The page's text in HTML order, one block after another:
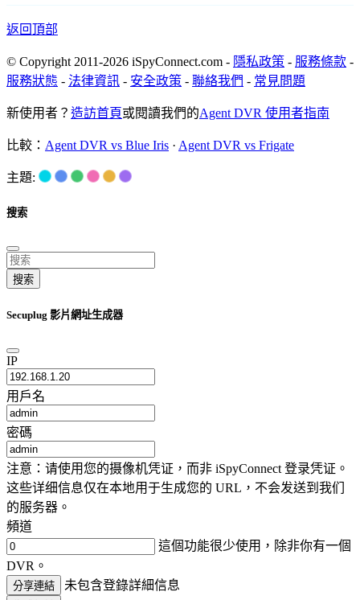
返回頂部
© Copyright 2011-2026 iSpyConnect.com - 隱私政策 - 服務條款 -
服務狀態 - 法律資訊 - 安全政策 - 聯絡我們 - 常見問題
新使用者？ 造訪首頁或閱讀我們的Agent DVR 使用者指南
比較： Agent DVR vs Blue Iris · Agent DVR vs Frigate
主題:
搜索
搜索
Secuplug 影片網址生成器
IP
用戶名
密碼
注意：请使用您的摄像机凭证，而非 iSpyConnect 登录凭证。
这些详细信息仅在本地用于生成您的 URL，不会发送到我们
的服务器。
頻道
這個功能很少使用，除非你有一個
DVR。
分享連結 未包含登錄詳細信息